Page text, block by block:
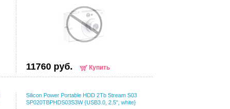
11760 руб. Купить
Silicon Power Portable HDD 2Tb Stream S03
SP020TBPHDS03S3W {USB3.0, 2.5", white}